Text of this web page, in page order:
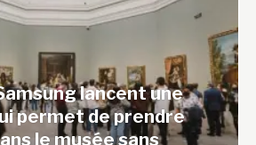
lancent une
permet de prendre
le musée sans